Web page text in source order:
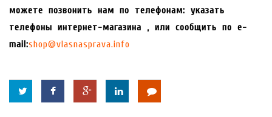
можете позвонить нам по телефонам: указать
телефоны интернет-магазина , или сообщить по e-
mail:shop@vlasnasprava.info